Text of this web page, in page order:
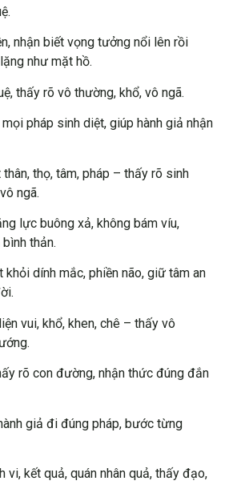
nhận biết vọng tưởng nổi lên rồi
như mặt hồ.
thấy rõ vô thường, khổ, vô ngã.
pháp sinh diệt, giúp hành giả nhận
thân, thọ, tâm, pháp – thấy rõ sinh
ngã.
lực buông xả, không bám víu,
thản.
khỏi dính mắc, phiền não, giữ tâm an
vui, khổ, khen, chê – thấy vô
rõ con đường, nhận thức đúng đắn
giả đi đúng pháp, bước từng
vi, kết quả, quán nhân quả, thấy đạo,